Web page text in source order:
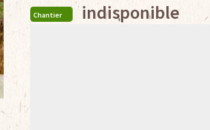
Chantier indisponible